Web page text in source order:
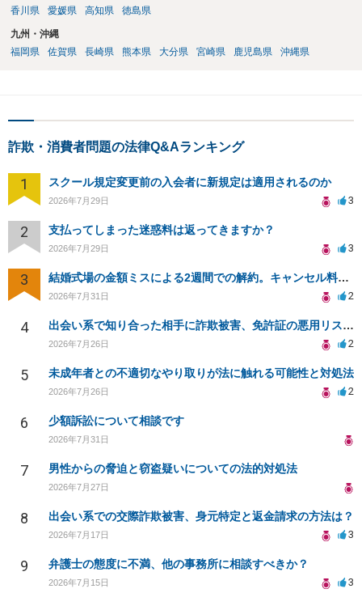
香川県
愛媛県 高知県 徳島県
九州・沖縄
福岡県
佐賀県 長崎県 熊本県 大分県 宮崎県 鹿児島県 沖縄県
詐欺・消費者問題の法律Q&Aランキング
1 スクール規定変更前の入会者に新規定は適用されるのか
2026年7月29日 3
2 支払ってしまった迷惑料は返ってきますか？
2026年7月29日 3
3 結婚式場の金額ミスによる2週間での解約。キャンセル料10万円の免除は可能か。
2026年7月31日 2
4 出会い系で知り合った相手に詐欺被害、免許証の悪用リスクと対策。
2026年7月26日 2
5 未成年者との不適切なやり取りが法に触れる可能性と対処法
2026年7月26日 2
6 少額訴訟について相談です
2026年7月31日
7 男性からの脅迫と窃盗疑いについての法的対処法
2026年7月27日
8 出会い系での交際詐欺被害、身元特定と返金請求の方法は？
2026年7月17日 3
9 弁護士の態度に不満、他の事務所に相談すべきか？
2026年7月15日 3